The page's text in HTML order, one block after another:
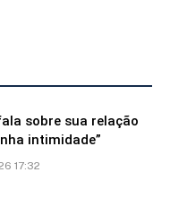
sobre sua relação
intimidade”
17:32